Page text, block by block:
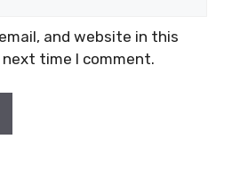
and website in this
time I comment.